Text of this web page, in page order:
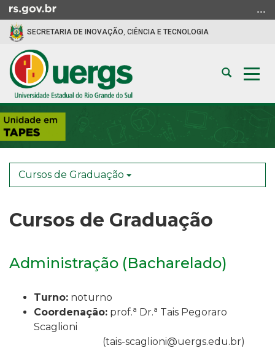
para
conteúdo
para
menu
Ir
para
busca
SECRETARIA DE INOVAÇÃO, CIÊNCIA E TECNOLOGIA
Abrir
busca
Início
do
conteúdo
Cursos de Graduação
Cursos de Graduação
Administração (Bacharelado)
Turno: noturno
Coordenação: prof.a Dr.a Tais Pegoraro
Scaglioni
(tais-scaglioni@uergs.edu.br)